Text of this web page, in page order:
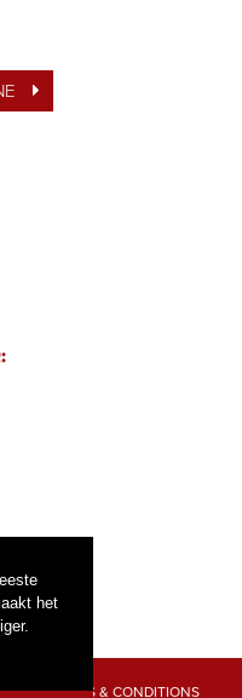
het
TERMS & CONDITIONS